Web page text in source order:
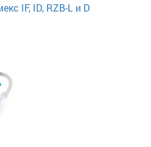
IF, ID, RZB-L и D